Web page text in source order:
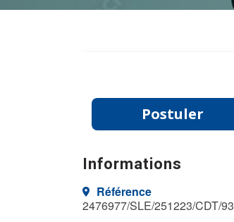
Postuler
Informations
Référence
2476977/SLE/251223/CDT/93